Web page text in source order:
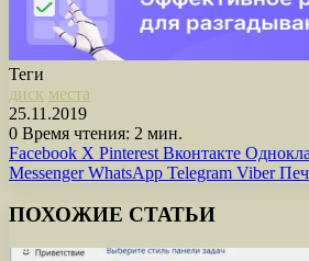
Теги
диск места
25.11.2019
0 Время чтения: 2 мин.
Facebook X Pinterest Вконтакте
Messenger WhatsApp Telegram Viber
ПОХОЖИЕ СТАТЬИ